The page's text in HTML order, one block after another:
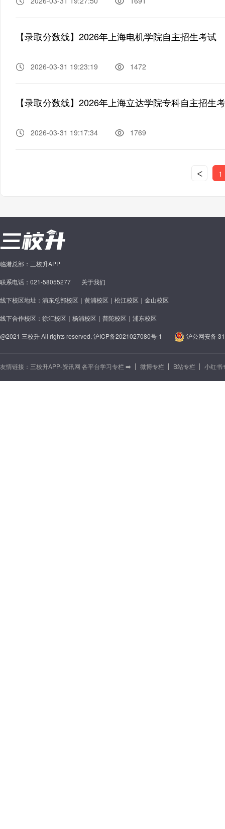
【录取分数线】2026年上海电机学院自主招生考试
2026-03-31 19:23:19 1472
【录取分数线】2026年上海立达学院专科自主招生
2026-03-31 19:17:34 1769
< 1
临港总部：三校升APP
联系电话：021-58055277 关于我们
线下校区地址：浦东总部校区｜黄浦校区｜松江校区｜金山校区
线下合作校区：徐汇校区｜杨浦校区｜普陀校区｜浦东校区
@2021 三校升 All rights reserved. 沪ICP备2021027080号-1 沪公网安备
友情链接： 三校升APP-资讯网 各平台学习专栏 ➡️ 微博专栏 B站专栏 小红书